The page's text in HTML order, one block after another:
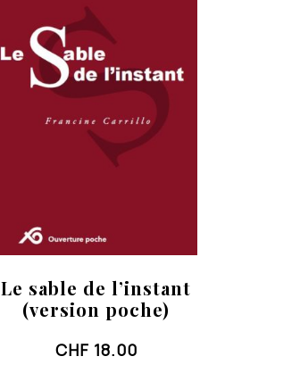
Le sable de l’instant
(version poche)
CHF 18.00